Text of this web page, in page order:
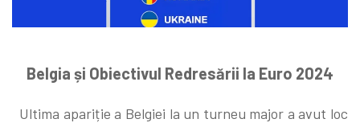
Belgia și Obiectivul Redresării la Euro 2024
Ultima apariție a Belgiei la un turneu major a avut loc